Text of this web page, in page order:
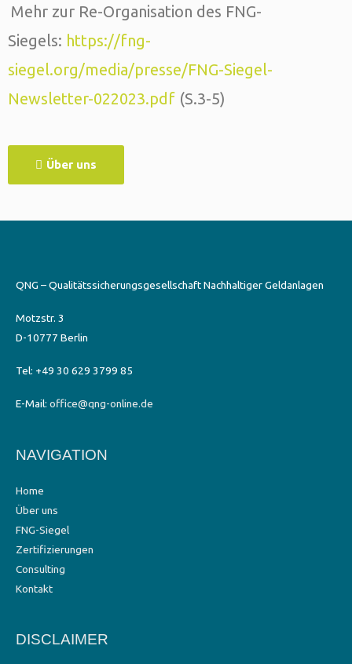
Mehr zur Re-Organisation des FNG-
Siegels: https://fng-
siegel.org/media/presse/FNG-Siegel-
Newsletter-022023.pdf (S.3-5)
Über uns
QNG – Qualitätssicherungsgesellschaft Nachhaltiger Geldanlagen
Motzstr. 3
D-10777 Berlin
Tel: +49 30 629 3799 85
E-Mail: office@qng-online.de
NAVIGATION
Home
Über uns
FNG-Siegel
Zertifizierungen
Consulting
Kontakt
DISCLAIMER